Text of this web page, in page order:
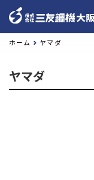
ホーム ヤマダ
ヤマダ